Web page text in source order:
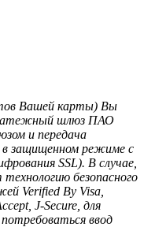
Вашей карты) Вы
шлюз ПАО
и передача
в защищенном режиме с
SSL). В случае,
безопасного
Verified By Visa,
J-Secure, для
ввод